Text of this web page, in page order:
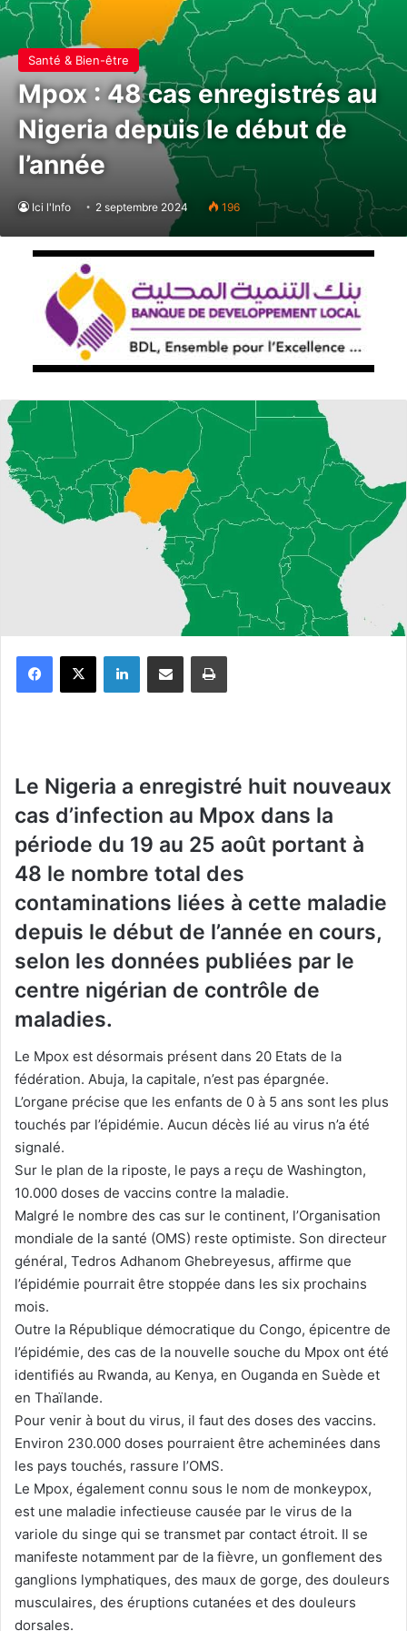
Santé & Bien-être
Mpox : 48 cas enregistrés au
Nigeria depuis le début de
l’année
Ici l'Info 2 septembre 2024 196
Le Nigeria a enregistré huit nouveaux
cas d’infection au Mpox dans la
période du 19 au 25 août portant à
48 le nombre total des
contaminations liées à cette maladie
depuis le début de l’année en cours,
selon les données publiées par le
centre nigérian de contrôle de
maladies.
Le Mpox est désormais présent dans 20 Etats de la
fédération. Abuja, la capitale, n’est pas épargnée.
L’organe précise que les enfants de 0 à 5 ans sont les plus
touchés par l’épidémie. Aucun décès lié au virus n’a été
signalé.
Sur le plan de la riposte, le pays a reçu de Washington,
10.000 doses de vaccins contre la maladie.
Malgré le nombre des cas sur le continent, l’Organisation
mondiale de la santé (OMS) reste optimiste. Son directeur
général, Tedros Adhanom Ghebreyesus, affirme que
l’épidémie pourrait être stoppée dans les six prochains
mois.
Outre la République démocratique du Congo, épicentre de
l’épidémie, des cas de la nouvelle souche du Mpox ont été
identifiés au Rwanda, au Kenya, en Ouganda en Suède et
en Thaïlande.
Pour venir à bout du virus, il faut des doses des vaccins.
Environ 230.000 doses pourraient être acheminées dans
les pays touchés, rassure l’OMS.
Le Mpox, également connu sous le nom de monkeypox,
est une maladie infectieuse causée par le virus de la
variole du singe qui se transmet par contact étroit. Il se
manifeste notamment par de la fièvre, un gonflement des
ganglions lymphatiques, des maux de gorge, des douleurs
musculaires, des éruptions cutanées et des douleurs
dorsales.